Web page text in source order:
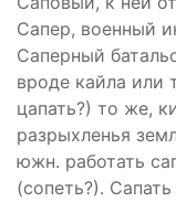
Сапер, военный
Саперный
вроде кайла или
цапать?) то же,
разрыхленья
южн. работать
(сопеть?).